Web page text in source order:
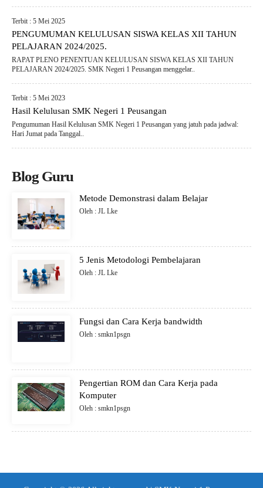
Terbit : 5 Mei 2025
PENGUMUMAN KELULUSAN SISWA KELAS XII TAHUN
PELAJARAN 2024/2025.
RAPAT PLENO PENENTUAN KELULUSAN SISWA KELAS XII TAHUN
PELAJARAN 2024/2025. SMK Negeri 1 Peusangan menggelar..
Terbit : 5 Mei 2023
Hasil Kelulusan SMK Negeri 1 Peusangan
Pengumuman Hasil Kelulusan SMK Negeri 1 Peusangan yang jatuh pada jadwal:
Hari Jumat pada Tanggal..
Blog Guru
Metode Demonstrasi dalam Belajar
Oleh : JL Lke
5 Jenis Metodologi Pembelajaran
Oleh : JL Lke
Fungsi dan Cara Kerja bandwidth
Oleh : smkn1psgn
Pengertian ROM dan Cara Kerja pada
Komputer
Oleh : smkn1psgn